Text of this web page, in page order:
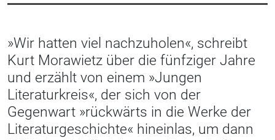
»Wir hatten viel nachzuholen«, schreibt
Kurt Morawietz über die fünfziger Jahre
und erzählt von einem »Jungen
Literaturkreis«, der sich von der
Gegenwart »rückwärts in die Werke der
Literaturgeschichte« hineinlas, um dann